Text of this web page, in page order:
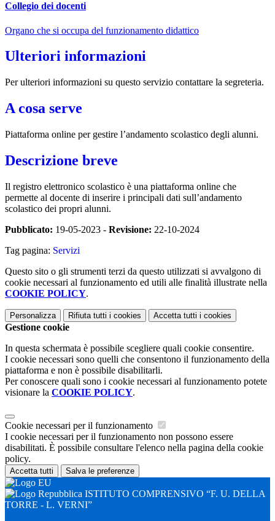
Collegio dei docenti
Organo che si occupa del funzionamento didattico
Ulteriori informazioni
Per ulteriori informazioni su questo servizio contattare la segreteria.
A cosa serve
Piattaforma online per gestire l’andamento scolastico degli alunni.
Descrizione breve
Il registro elettronico scolastico è una piattaforma online che
permette al docente di inserire i principali dati sull’andamento
scolastico dei propri alunni.
Pubblicato: 19-05-2023 - Revisione: 22-10-2024
Tag pagina: Servizi
Questo sito o gli strumenti terzi da questo utilizzati si avvalgono di
cookie necessari al funzionamento ed utili alle finalità illustrate nella
COOKIE POLICY.
Personalizza Rifiuta tutti i cookies Accetta tutti i cookies
Gestione cookie
In questa schermata è possibile scegliere quali cookie consentire.
I cookie necessari sono quelli che consentono il funzionamento della
piattaforma e non è possibile disabilitarli.
Per conoscere quali sono i cookie necessari al funzionamento potete
visionare la COOKIE POLICY.
Cookie necessari per il funzionamento
I cookie necessari per il funzionamento non possono essere
disabilitati. È possibile consultare l'elenco nella pagina della cookie
policy.
Accetta tutti Salva le preferenze
ISTITUTO COMPRENSIVO “F. U. DELLA
TORRE - L. VERNI”